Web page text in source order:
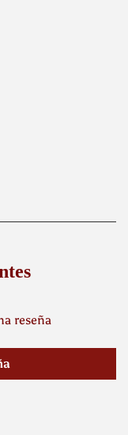
reseña